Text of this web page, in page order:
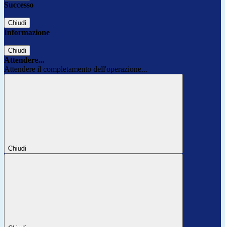
Successo
Chiudi
Informazione
Chiudi
Attendere...
Attendere il completamento dell'operazione...
Chiudi